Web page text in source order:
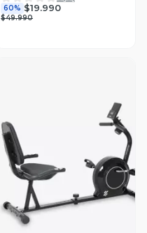
60% $19.990
$49.990